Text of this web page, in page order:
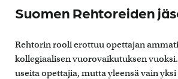
Suomen Rehtoreiden
Rehtorin rooli erottuu opettajan
kollegiaalisen vuorovaikutuksen
useita opettajia, mutta yleensä vain